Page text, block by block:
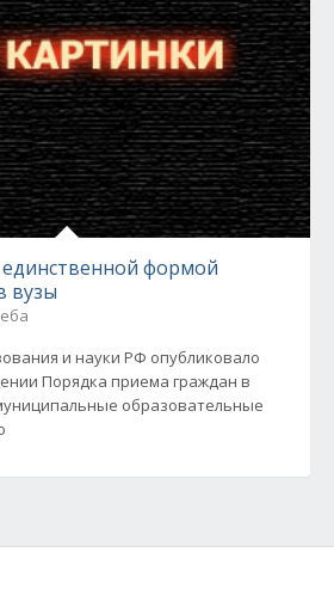
единственной формой
вузы
и науки РФ опубликовало
Порядка приема граждан в
образовательные